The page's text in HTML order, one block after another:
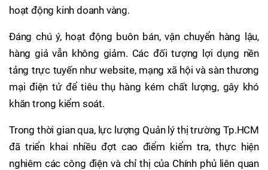
hoạt động kinh doanh vàng.
Đáng chú ý, hoạt động buôn bán, vận chuyển hàng lậu,
hàng giả vẫn không giảm. Các đối tượng lợi dụng nền
tảng trực tuyến như website, mạng xã hội và sàn thương
mại điện tử để tiêu thụ hàng kém chất lượng, gây khó
khăn trong kiểm soát.
Trong thời gian qua, lực lượng Quản lý thị trường Tp.HCM
đã triển khai nhiều đợt cao điểm kiểm tra, thực hiện
nghiêm các công điện và chỉ thị của Chính phủ liên quan